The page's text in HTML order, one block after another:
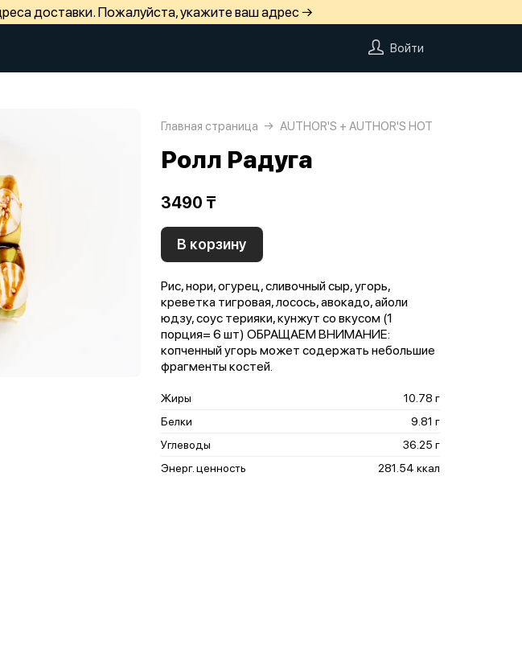
доставки. Пожалуйста, укажите ваш адрес →
Войти
Главная страница AUTHOR'S + AUTHOR'S HOT
Ролл Радуга
3490 ₸
В корзину
Рис, нори, огурец, сливочный сыр, угорь,
креветка тигровая, лосось, авокадо, айоли
юдзу, соус терияки, кунжут со вкусом (1
порция= 6 шт) ОБРАЩАЕМ ВНИМАНИЕ:
копченный угорь может содержать небольшие
фрагменты костей.
Жиры
10.78 г
Белки
9.81 г
Углеводы
36.25 г
Энерг. ценность
281.54 ккал